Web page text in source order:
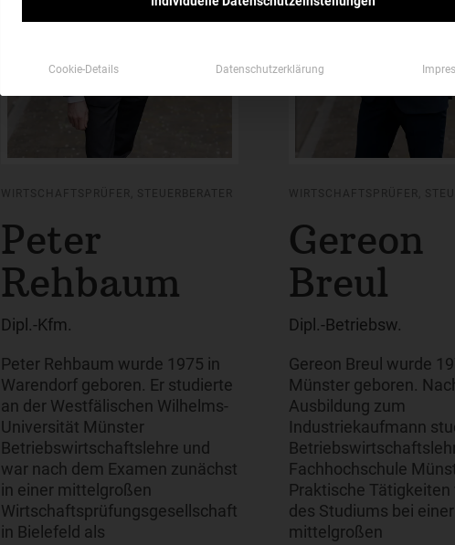
Peter
Rehbaum
Dipl.-Kfm.
Peter Rehbaum wurde 1975 in
Warendorf geboren. Er studierte
an der Westfälischen Wilhelms-
Universität Münster
Betriebswirtschaftslehre und
war nach dem Examen zunächst
in einer mittelgroßen
Wirtschaftsprüfungsgesellschaft
in Bielefeld als
Gereon
Breul
Dipl.-Betriebsw.
Gereon Breul wurde
Münster geboren.
Ausbildung zum
Industriekaufmann
Fachhochschule
Praktische Tätigkeiten
des Studiums bei einer
mittelgroßen
Cookie-Details Datenschutzerklärung